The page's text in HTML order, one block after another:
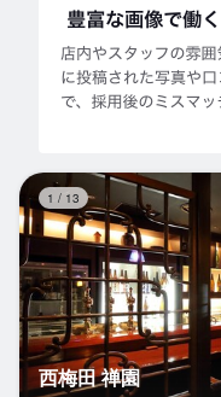
1 / 13
西梅田 禅園